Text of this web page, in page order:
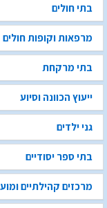
בתי חולים
מרפאות וקופות חולים
בתי מרקחת
ייעוץ הכוונה וסיוע
גני ילדים
בתי ספר יסודיים
מרכזים קהילתיים